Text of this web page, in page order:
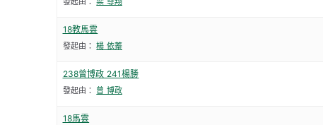
18教馬雲
發起由：楊 依蓁
238曾博政 241楊勝
發起由： 曾 博政
18馬雲